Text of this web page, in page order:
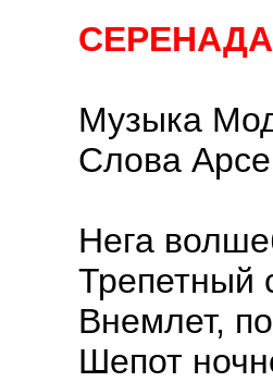
СЕРЕНАДА
Музыка
Слова
Нега
Трепетный
Внемлет,
Шепот